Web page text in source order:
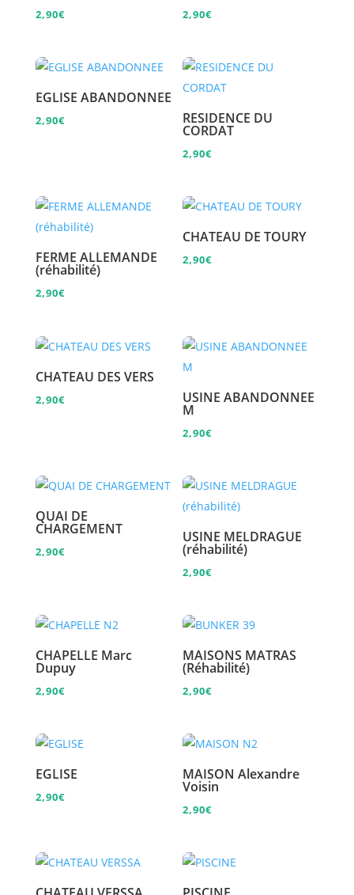
2,90€ 2,90€
EGLISE ABANDONNEE
2,90€ RESIDENCE DU
CORDAT
2,90€
FERME ALLEMANDE
(réhabilité)
2,90€
CHATEAU DE TOURY
2,90€
CHATEAU DES VERS
2,90€ USINE ABANDONNEE
M
2,90€
QUAI DE
CHARGEMENT
2,90€
USINE MELDRAGUE
(réhabilité)
2,90€
CHAPELLE Marc
Dupuy
2,90€
MAISONS MATRAS
(Réhabilité)
2,90€
EGLISE
2,90€
MAISON Alexandre
Voisin
2,90€